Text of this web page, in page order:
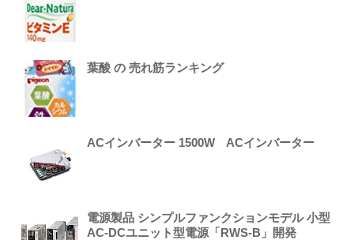
葉酸 の 売れ筋ランキング
ACインバーター 1500W ACインバーター
電源製品 シンプルファンクションモデル 小型
AC-DCユニット型電源「RWS-B」開発